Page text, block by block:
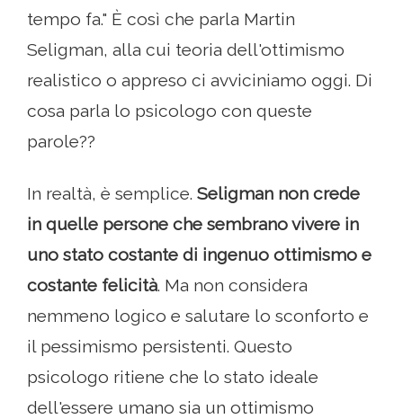
tempo fa." È così che parla Martin
Seligman, alla cui teoria dell'ottimismo
realistico o appreso ci avviciniamo oggi. Di
cosa parla lo psicologo con queste
parole??
In realtà, è semplice. Seligman non crede
in quelle persone che sembrano vivere in
uno stato costante di ingenuo ottimismo e
costante felicità. Ma non considera
nemmeno logico e salutare lo sconforto e
il pessimismo persistenti. Questo
psicologo ritiene che lo stato ideale
dell'essere umano sia un ottimismo